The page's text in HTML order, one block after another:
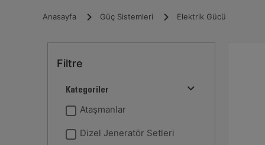
Anasayfa Güç Sistemleri Elektrik Gücü
Filtre
Kategoriler
Ataşmanlar
Dizel Jeneratör Setleri